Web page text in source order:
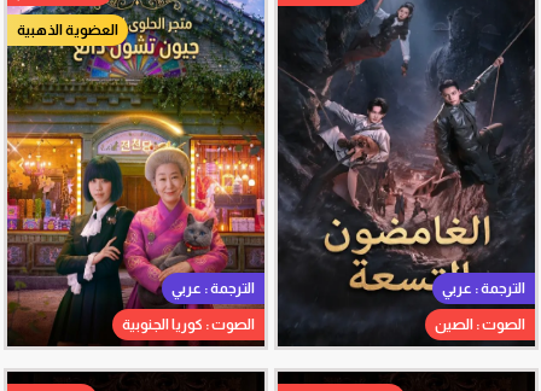
الترجمة : عربي
الصوت : الصين
العضوية الذهبية
الترجمة : عربي
الصوت : كوريا الجنوبية